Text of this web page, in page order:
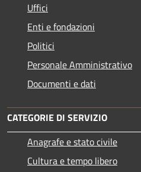
Uffici
Enti e fondazioni
Politici
Personale Amministrativo
Documenti e dati
CATEGORIE DI SERVIZIO
Anagrafe e stato civile
Cultura e tempo libero